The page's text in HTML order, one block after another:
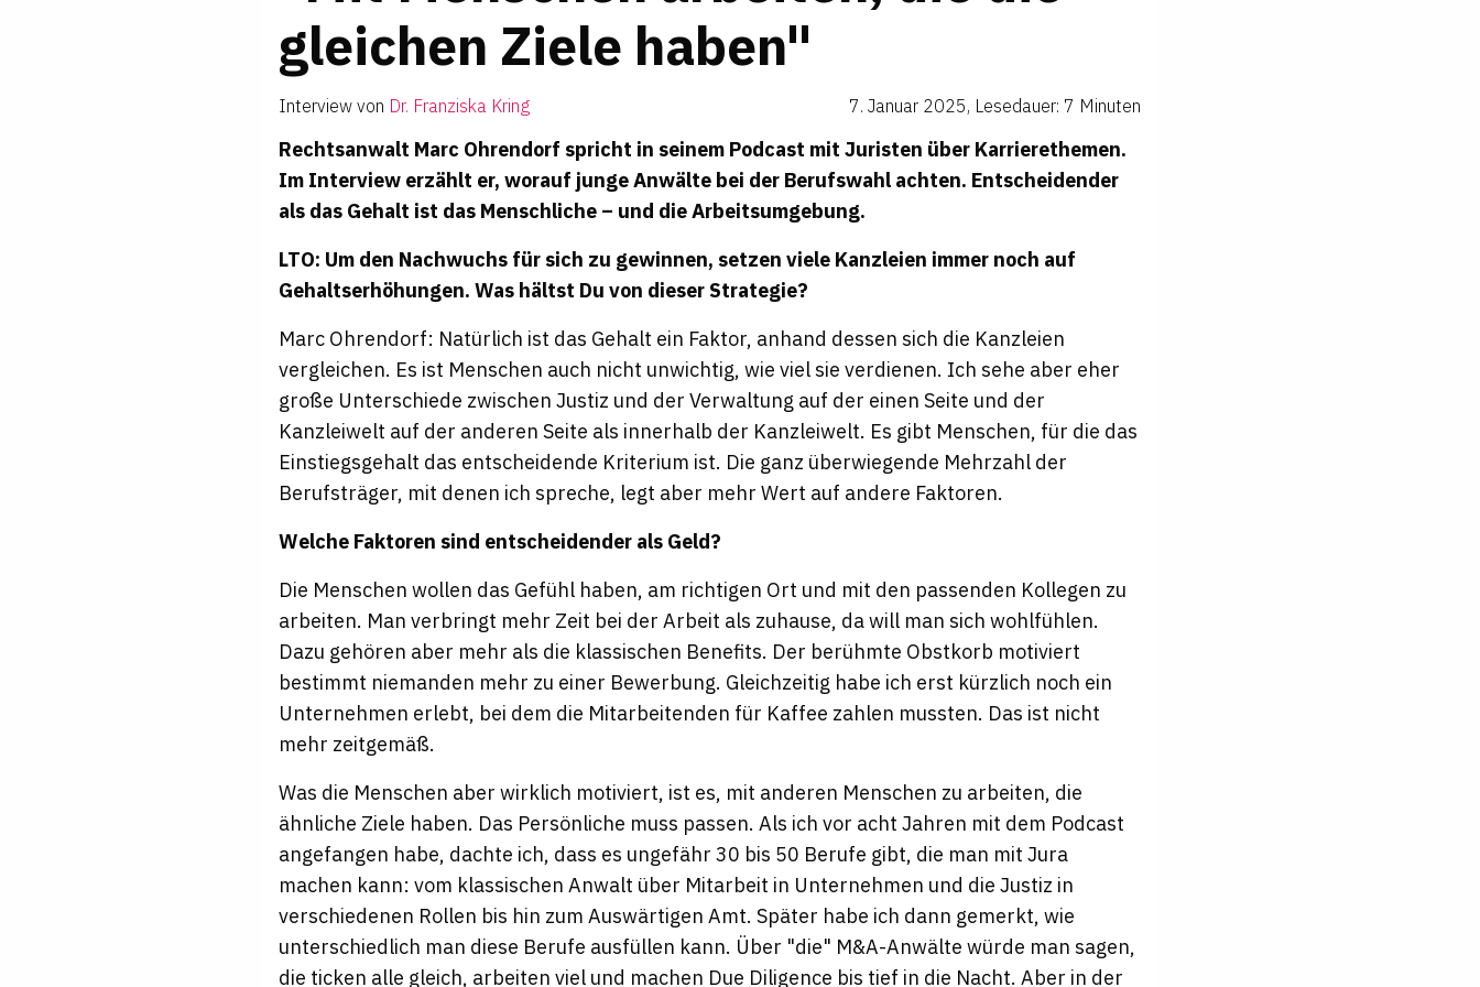
glei­chen Ziele haben"
Interview von Dr. Franziska Kring 7. Januar 2025, Lesedauer: 7 Minuten
Rechtsanwalt Marc Ohrendorf spricht in seinem Podcast mit Juristen über Karrierethemen.
Im Interview erzählt er, worauf junge Anwälte bei der Berufswahl achten. Entscheidender
als das Gehalt ist das Menschliche – und die Arbeitsumgebung.
LTO: Um den Nachwuchs für sich zu gewinnen, setzen viele Kanzleien immer noch auf
Gehaltserhöhungen. Was hältst Du von dieser Strategie?
Marc Ohrendorf: Natürlich ist das Gehalt ein Faktor, anhand dessen sich die Kanzleien
vergleichen. Es ist Menschen auch nicht unwichtig, wie viel sie verdienen. Ich sehe aber eher
große Unterschiede zwischen Justiz und der Verwaltung auf der einen Seite und der
Kanzleiwelt auf der anderen Seite als innerhalb der Kanzleiwelt. Es gibt Menschen, für die das
Einstiegsgehalt das entscheidende Kriterium ist. Die ganz überwiegende Mehrzahl der
Berufsträger, mit denen ich spreche, legt aber mehr Wert auf andere Faktoren.
Welche Faktoren sind entscheidender als Geld?
Die Menschen wollen das Gefühl haben, am richtigen Ort und mit den passenden Kollegen zu
arbeiten. Man verbringt mehr Zeit bei der Arbeit als zuhause, da will man sich wohlfühlen.
Dazu gehören aber mehr als die klassischen Benefits. Der berühmte Obstkorb motiviert
bestimmt niemanden mehr zu einer Bewerbung. Gleichzeitig habe ich erst kürzlich noch ein
Unternehmen erlebt, bei dem die Mitarbeitenden für Kaffee zahlen mussten. Das ist nicht
mehr zeitgemäß.
Was die Menschen aber wirklich motiviert, ist es, mit anderen Menschen zu arbeiten, die
ähnliche Ziele haben. Das Persönliche muss passen. Als ich vor acht Jahren mit dem Podcast
angefangen habe, dachte ich, dass es ungefähr 30 bis 50 Berufe gibt, die man mit Jura
machen kann: vom klassischen Anwalt über Mitarbeit in Unternehmen und die Justiz in
verschiedenen Rollen bis hin zum Auswärtigen Amt. Später habe ich dann gemerkt, wie
unterschiedlich man diese Berufe ausfüllen kann. Über "die" M&A-Anwälte würde man sagen,
die ticken alle gleich, arbeiten viel und machen Due Diligence bis tief in die Nacht. Aber in der